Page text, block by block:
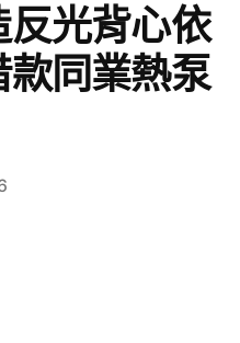
光背心依
同業熱泵